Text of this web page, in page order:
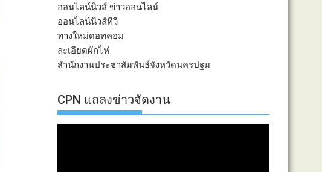
ออนไลน์นิวส์ ข่าวออนไลน์
ออนไลน์นิวส์ทีวี
ทางใหม่ดอทคอม
ละเอียดผักไห่
สำนักงานประชาสัมพันธ์จังหวัดนครปฐม
CPN แถลงข่าวจัดงาน